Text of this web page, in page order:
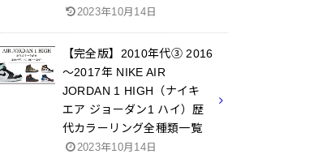
2023年10月14日
【完全版】2010年代③ 2016
～2017年 NIKE AIR
JORDAN 1 HIGH（ナイキ
エア ジョーダン1 ハイ）歴
代カラーリング全種類一覧
2023年10月14日